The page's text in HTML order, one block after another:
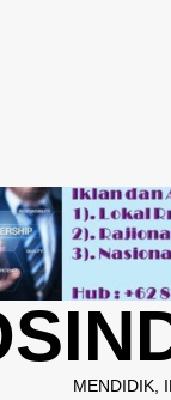
to
content
MENDIDIK,